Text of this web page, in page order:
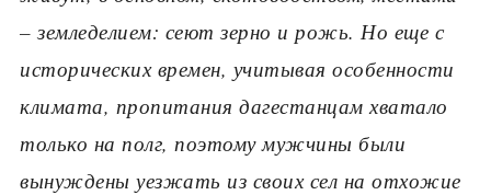
– земледелием: сеют зерно и рожь. Но еще с
исторических времен, учитывая особенности
климата, пропитания дагестанцам хватало
только на полг, поэтому мужчины были
вынуждены уезжать из своих сел на отхожие